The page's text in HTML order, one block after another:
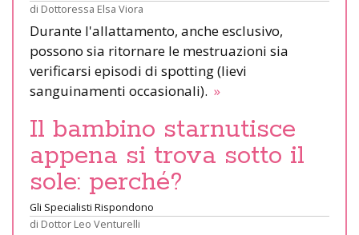
di Dottoressa Elsa Viora
Durante l'allattamento, anche esclusivo,
possono sia ritornare le mestruazioni sia
verificarsi episodi di spotting (lievi
sanguinamenti occasionali). »
Il bambino starnutisce
appena si trova sotto il
sole: perché?
Gli Specialisti Rispondono
di Dottor Leo Venturelli